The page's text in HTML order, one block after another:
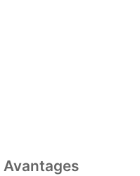
Avantages